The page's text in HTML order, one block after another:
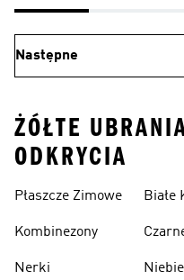
Następne
ŻÓŁTE
ODKRYCIA
Płaszcze Zimowe
Kombinezony
Nerki
Białe